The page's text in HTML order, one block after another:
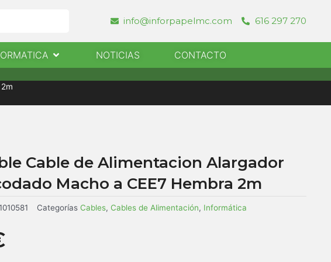
info@inforpapelmc.com 616 297 270
CONTACTO
Abrir InformaticaNOTICIAS CONTACTO
Cable de Alimentacion Alargador
Macho a CEE7 Hembra 2m
Categorías Cables, Cables de Alimentación, Informática